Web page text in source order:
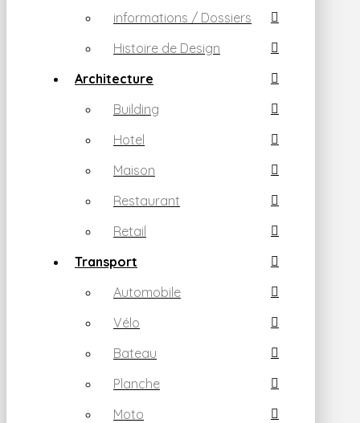
informations / Dossiers
Histoire de Design
Architecture
Building
Hotel
Maison
Restaurant
Retail
Transport
Automobile
Vélo
Bateau
Planche
Moto